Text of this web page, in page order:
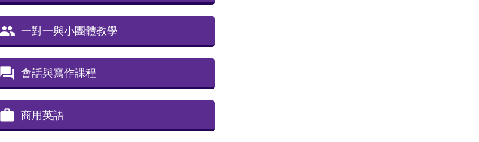
一對一與小團體教學
會話與寫作課程
商用英語